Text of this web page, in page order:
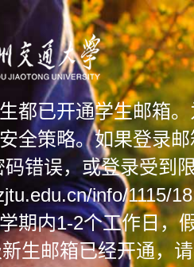
都已开通学生邮箱
全策略。如果登录
码错误，或登录受到
info/1115/
期内1-2个工作日，
生邮箱已经开通，